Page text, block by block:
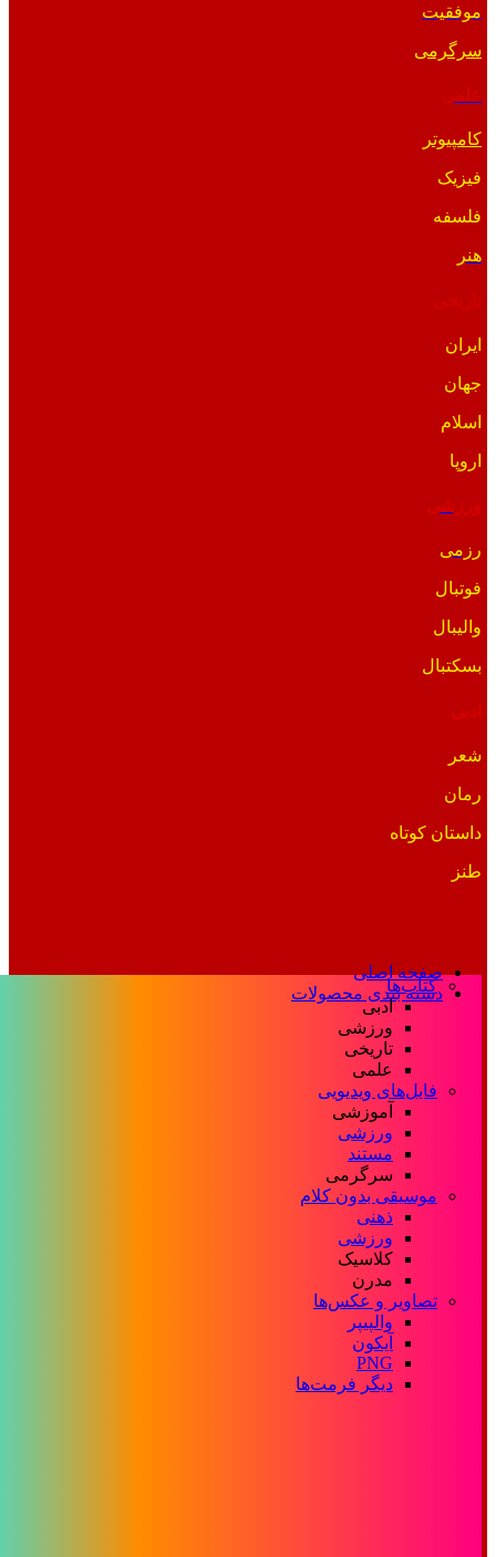
موفقیت
سرگرمی
کامپیوتر
فیزیک
فلسفه
هنر
ایران
جهان
اسلام
اروپا
ورزشی
رزمی
فوتبال
والیبال
بسکتبال
ادبی
شعر
رمان
داستان کوتاه
طنز
صفحه اصلی
دسته بندی محصولات
کتاب‌ها
ادبی
ورزشی
تاریخی
علمی
فایل‌های ویدیویی
آموزشی
ورزشی
مستند
سرگرمی
موسیقی بدون کلام
ذهنی
ورزشی
کلاسیک
مدرن
تصاویر و عکس‌ها
والپیپر
آیکون
PNG
دیگر فرمت‌ها